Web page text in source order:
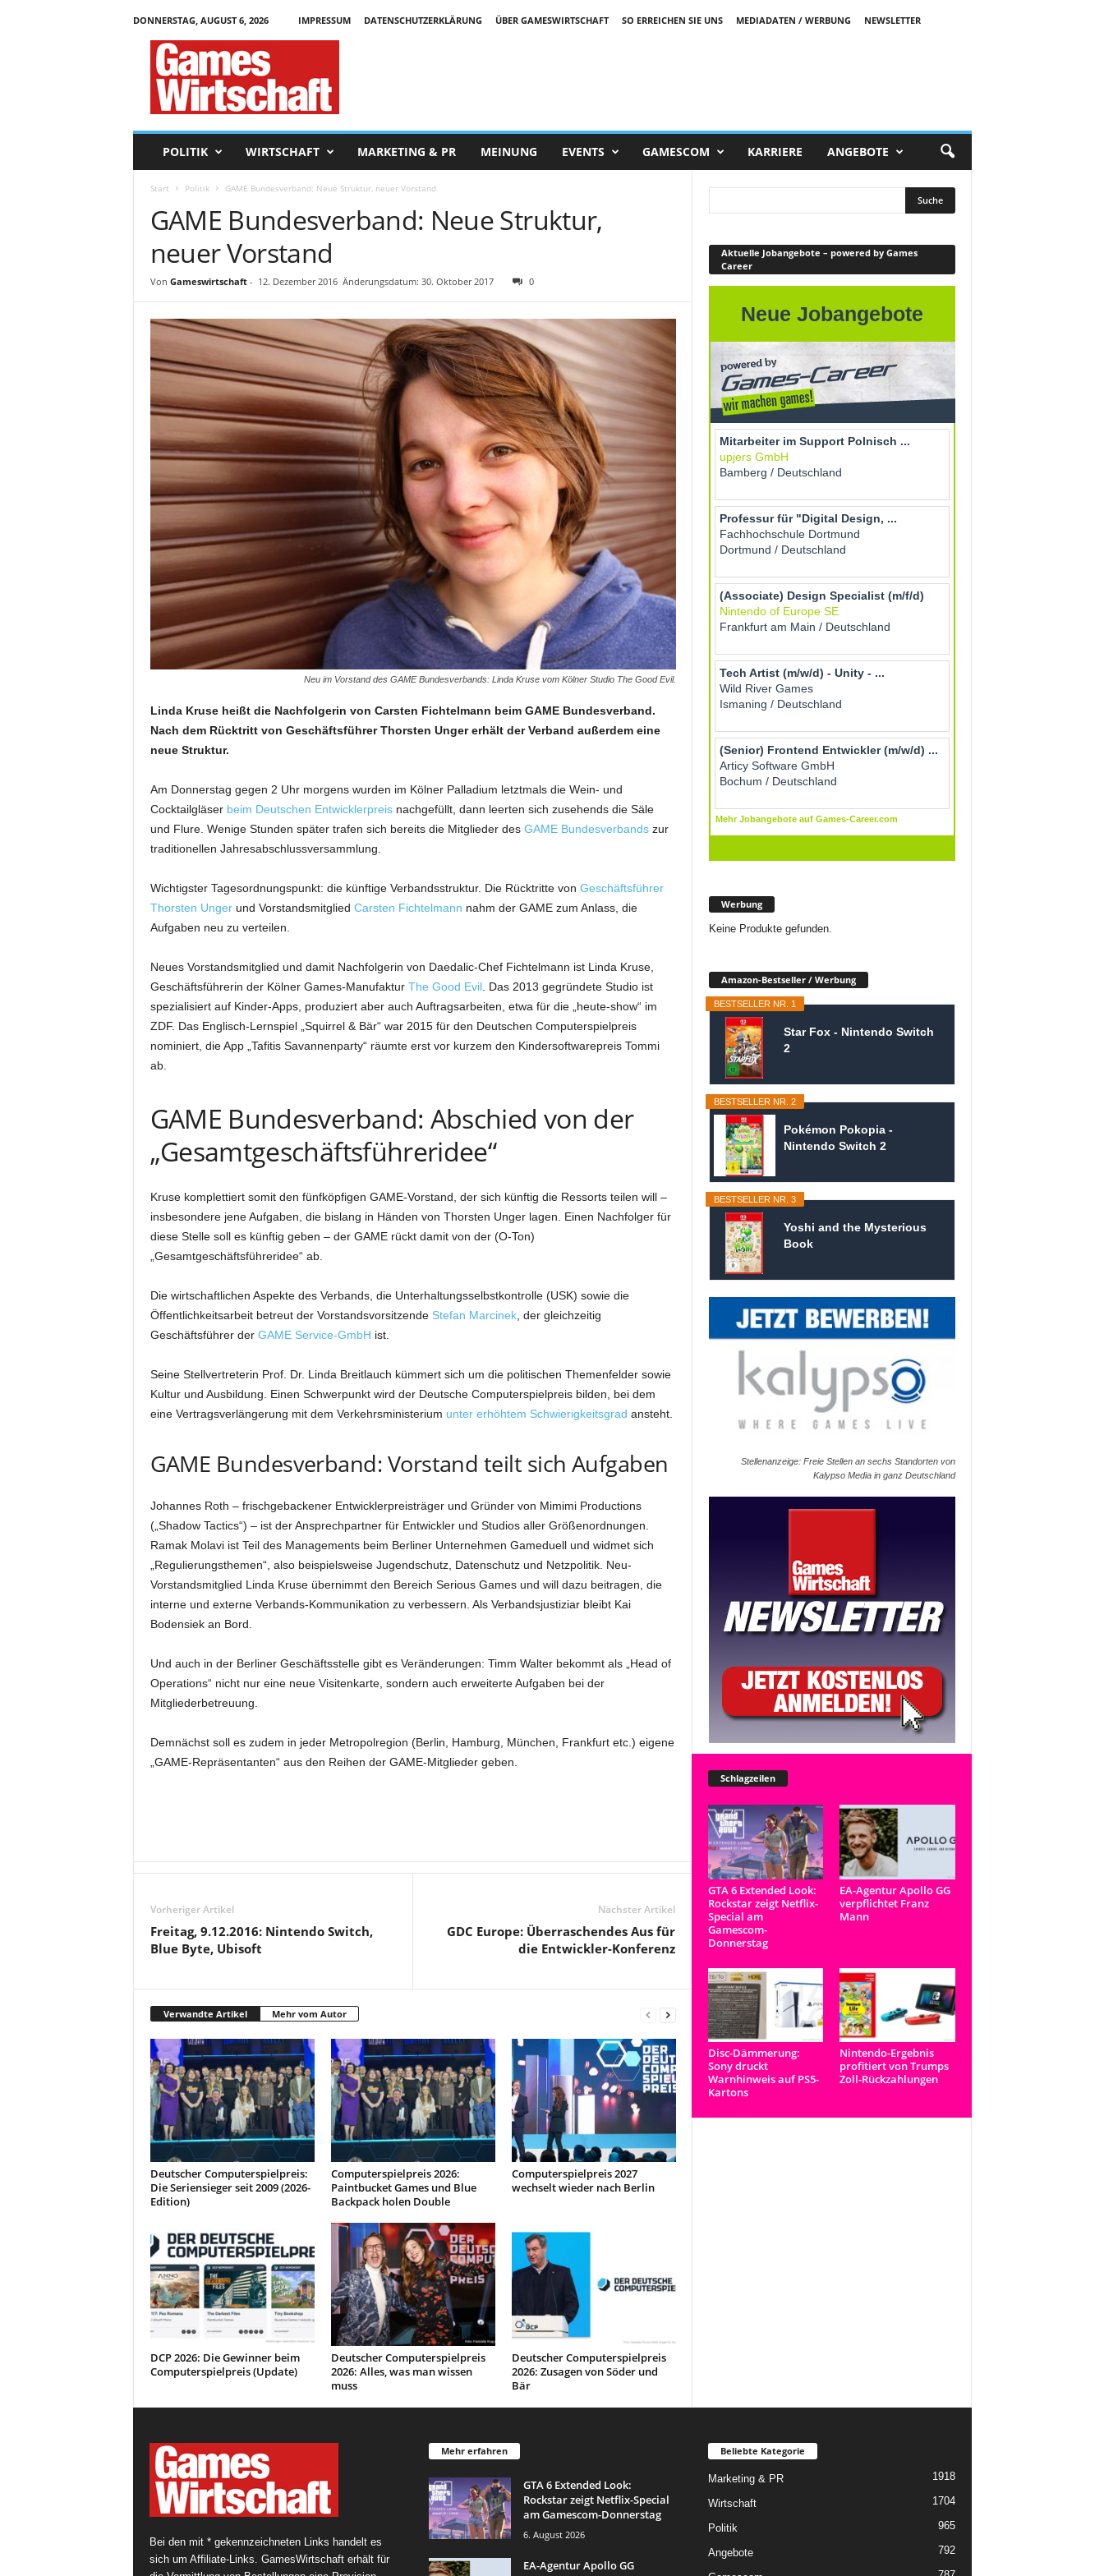
DONNERSTAG, AUGUST 6, 2026 IMPRESSUM DATENSCHUTZERKLÄRUNG ÜBER GAMESWIRTSCHAFT SO ERREICHEN SIE UNS MEDIADATEN / WERBUNG
NEWSLETTER
POLITIK WIRTSCHAFT MARKETING & PR MEINUNG EVENTS GAMESCOM KARRIERE ANGEBOTE
Start Politik GAME Bundesverband: Neue Struktur, neuer Vorstand
GAME Bundesverband: Neue Struktur,
neuer Vorstand
Von Gameswirtschaft- 12. Dezember 2016 Änderungsdatum: 30. Oktober 2017 0
Neu im Vorstand des GAME Bundesverbands: Linda Kruse vom Kölner Studio The Good Evil.
Linda Kruse heißt die Nachfolgerin von Carsten Fichtelmann beim GAME Bundesverband.
Nach dem Rücktritt von Geschäftsführer Thorsten Unger erhält der Verband außerdem eine
neue Struktur.
Am Donnerstag gegen 2 Uhr morgens wurden im Kölner Palladium letztmals die Wein- und
Cocktailgläser beim Deutschen Entwicklerpreisnachgefüllt, dann leerten sich zusehends die Säle
und Flure. Wenige Stunden später trafen sich bereits die Mitglieder des GAME Bundesverbandszur
traditionellen Jahresabschlussversammlung.
Wichtigster Tagesordnungspunkt: die künftige Verbandsstruktur. Die Rücktritte von Geschäftsführer
Thorsten Ungerund Vorstandsmitglied Carsten Fichtelmann nahm der GAME zum Anlass, die
Aufgaben neu zu verteilen.
Neues Vorstandsmitglied und damit Nachfolgerin von Daedalic-Chef Fichtelmann ist Linda Kruse,
Geschäftsführerin der Kölner Games-Manufaktur The Good Evil. Das 2013 gegründete Studio ist
spezialisiert auf Kinder-Apps, produziert aber auch Auftragsarbeiten, etwa für die „heute-show“ im
ZDF. Das Englisch-Lernspiel „Squirrel & Bär“ war 2015 für den Deutschen Computerspielpreis
nominiert, die App „Tafitis Savannenparty“ räumte erst vor kurzem den Kindersoftwarepreis Tommi
ab.
GAME Bundesverband: Abschied von der
„Gesamtgeschäftsführeridee“
Kruse komplettiert somit den fünfköpfigen GAME-Vorstand, der sich künftig die Ressorts teilen will –
insbesondere jene Aufgaben, die bislang in Händen von Thorsten Unger lagen. Einen Nachfolger für
diese Stelle soll es künftig geben – der GAME rückt damit von der (O-Ton)
„Gesamtgeschäftsführeridee“ ab.
Die wirtschaftlichen Aspekte des Verbands, die Unterhaltungsselbstkontrolle (USK) sowie die
Öffentlichkeitsarbeit betreut der Vorstandsvorsitzende Stefan Marcinek, der gleichzeitig
Geschäftsführer der GAME Service-GmbH ist.
Seine Stellvertreterin Prof. Dr. Linda Breitlauch kümmert sich um die politischen Themenfelder sowie
Kultur und Ausbildung. Einen Schwerpunkt wird der Deutsche Computerspielpreis bilden, bei dem
eine Vertragsverlängerung mit dem Verkehrsministerium unter erhöhtem Schwierigkeitsgrad ansteht.
GAME Bundesverband: Vorstand teilt sich Aufgaben
Johannes Roth – frischgebackener Entwicklerpreisträger und Gründer von Mimimi Productions
(„Shadow Tactics“) – ist der Ansprechpartner für Entwickler und Studios aller Größenordnungen.
Ramak Molavi ist Teil des Managements beim Berliner Unternehmen Gameduell und widmet sich
„Regulierungsthemen“, also beispielsweise Jugendschutz, Datenschutz und Netzpolitik. Neu-
Vorstandsmitglied Linda Kruse übernimmt den Bereich Serious Games und will dazu beitragen, die
interne und externe Verbands-Kommunikation zu verbessern. Als Verbandsjustiziar bleibt Kai
Bodensiek an Bord.
Und auch in der Berliner Geschäftsstelle gibt es Veränderungen: Timm Walter bekommt als „Head of
Operations“ nicht nur eine neue Visitenkarte, sondern auch erweiterte Aufgaben bei der
Mitgliederbetreuung.
Demnächst soll es zudem in jeder Metropolregion (Berlin, Hamburg, München, Frankfurt etc.) eigene
„GAME-Repräsentanten“ aus den Reihen der GAME-Mitglieder geben.
Vorheriger Artikel
Freitag, 9.12.2016: Nintendo Switch,
Blue Byte, Ubisoft
Nächster Artikel
GDC Europe: Überraschendes Aus für
die Entwickler-Konferenz
Verwandte Artikel Mehr vom Autor
Deutscher Computerspielpreis:
Die Seriensieger seit 2009 (2026-
Edition)
Computerspielpreis 2026:
Paintbucket Games und Blue
Backpack holen Double
Computerspielpreis 2027
wechselt wieder nach Berlin
DCP 2026: Die Gewinner beim
Computerspielpreis (Update)
Deutscher Computerspielpreis
2026: Alles, was man wissen
muss
Deutscher Computerspielpreis
2026: Zusagen von Söder und
Bär
Aktuelle Jobangebote – powered by Games
Career
Werbung
Keine Produkte gefunden.
Amazon-Bestseller / Werbung
BESTSELLER NR. 1
Star Fox - Nintendo Switch
2
BESTSELLER NR. 2
Pokémon Pokopia -
Nintendo Switch 2
BESTSELLER NR. 3
Yoshi and the Mysterious
Book
Stellenanzeige: Freie Stellen an sechs Standorten von
Kalypso Media in ganz Deutschland
Schlagzeilen
GTA 6 Extended Look:
Rockstar zeigt Netflix-
Special am
Gamescom-
Donnerstag
EA-Agentur Apollo GG
verpflichtet Franz
Mann
Disc-Dämmerung:
Sony druckt
Warnhinweis auf PS5-
Kartons
Nintendo-Ergebnis
profitiert von Trumps
Zoll-Rückzahlungen
Bei den mit * gekennzeichneten Links handelt es
sich um Affiliate-Links. GamesWirtschaft erhält für
Mehr erfahren
GTA 6 Extended Look:
Rockstar zeigt Netflix-Special
am Gamescom-Donnerstag
6. August 2026
EA-Agentur Apollo GG
Beliebte Kategorie
Marketing & PR 1918
Wirtschaft 1704
Politik 965
Angebote 792